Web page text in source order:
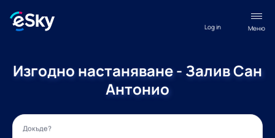
Меню
Log in
Изгодно настаняване - Залив Сан
Антонио